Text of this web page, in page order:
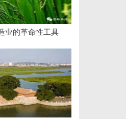
业的革命性工具